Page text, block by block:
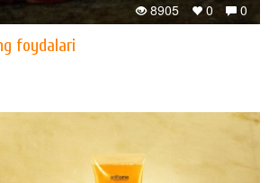
0
0
8905
foydalari